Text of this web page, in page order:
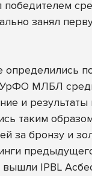
победителем
занял
определились
МЛБЛ
и результаты
таким
за бронзу и
IPBL